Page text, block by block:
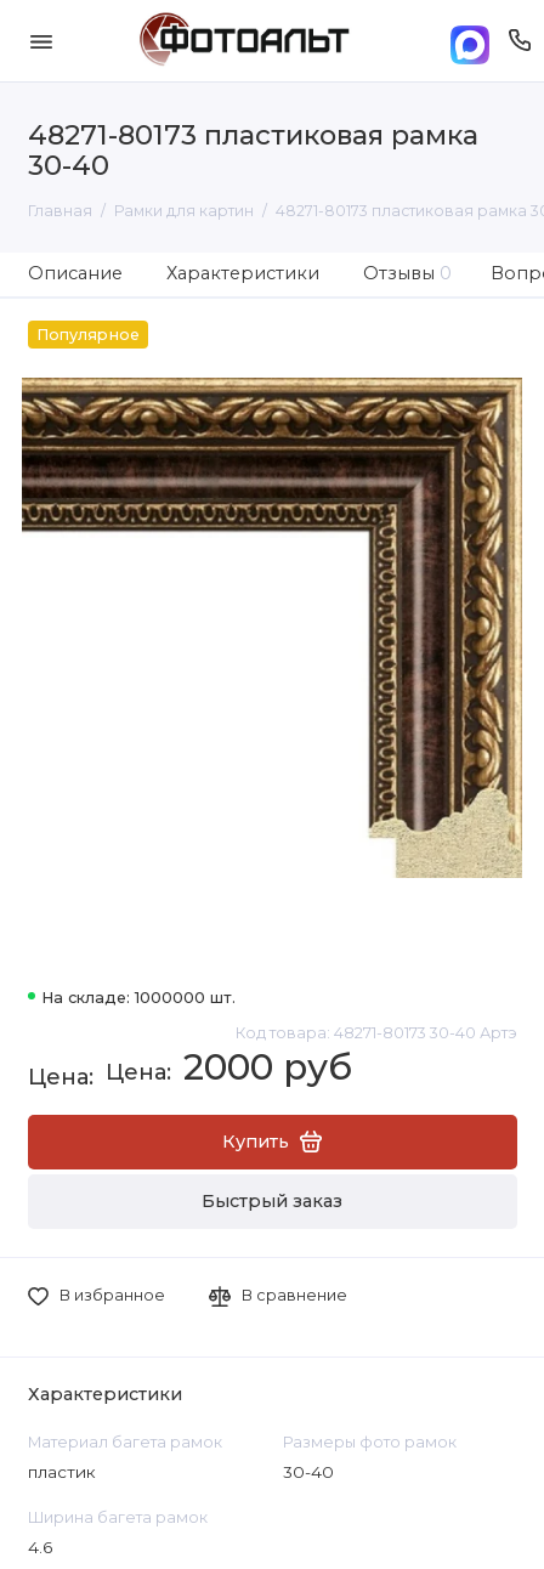
48271-80173 пластиковая рамка
30-40
Главная Рамки для картин 48271-80173 пластиковая рамка
Описание Характеристики Отзывы 0
Популярное
На складе: 1000000 шт.
Код товара: 48271-80173 30-40 Артэ
2000 руб
Купить
Быстрый заказ
В избранное В сравнение
Характеристики
Материал багета рамок
пластик
Размеры фото рамок
30-40
Ширина багета рамок
4.6